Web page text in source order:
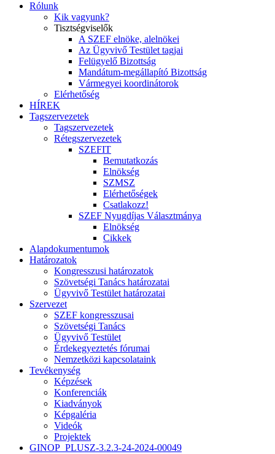
Rólunk
Kik vagyunk?
Tisztségviselők
A SZEF elnöke, alelnökei
Az Ügyvivő Testület tagjai
Felügyelő Bizottság
Mandátum-megállapító Bizottság
Vármegyei koordinátorok
Elérhetőség
HÍREK
Tagszervezetek
Tagszervezetek
Rétegszervezetek
SZEFIT
Bemutatkozás
Elnökség
SZMSZ
Elérhetőségek
Csatlakozz!
SZEF Nyugdíjas Választmánya
Elnökség
Cikkek
Alapdokumentumok
Határozatok
Kongresszusi határozatok
Szövetségi Tanács határozatai
Ügyvivő Testület határozatai
Szervezet
SZEF kongresszusai
Szövetségi Tanács
Ügyvivő Testület
Érdekegyeztetés fórumai
Nemzetközi kapcsolataink
Tevékenység
Képzések
Konferenciák
Kiadványok
Képgaléria
Videók
Projektek
GINOP_PLUSZ-3.2.3-24-2024-00049